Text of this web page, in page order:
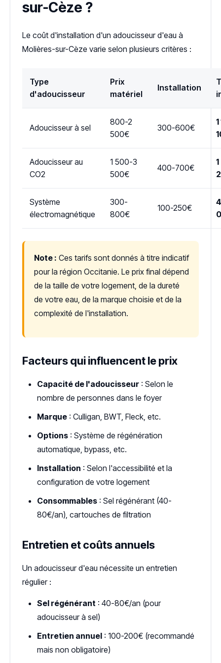
sur-Cèze ?
Le coût d'installation d'un adoucisseur d'eau à
Molières-sur-Cèze varie selon plusieurs critères :
Type
d'adoucisseur
Prix
matériel
Installation
Adoucisseur à sel
800-2
500€
300-600€
Adoucisseur au
CO2
1 500-3
500€
400-700€
Système
électromagnétique
300-
800€
100-250€
Note : Ces tarifs sont donnés à titre indicatif
pour la région Occitanie. Le prix final dépend
de la taille de votre logement, de la dureté
de votre eau, de la marque choisie et de la
complexité de l'installation.
Facteurs qui influencent le prix
Capacité de l'adoucisseur : Selon le
nombre de personnes dans le foyer
Marque : Culligan, BWT, Fleck, etc.
Options : Système de régénération
automatique, bypass, etc.
Installation : Selon l'accessibilité et la
configuration de votre logement
Consommables : Sel régénérant (40-
80€/an), cartouches de filtration
Entretien et coûts annuels
Un adoucisseur d'eau nécessite un entretien
régulier :
Sel régénérant : 40-80€/an (pour
adoucisseur à sel)
Entretien annuel : 100-200€ (recommandé
mais non obligatoire)